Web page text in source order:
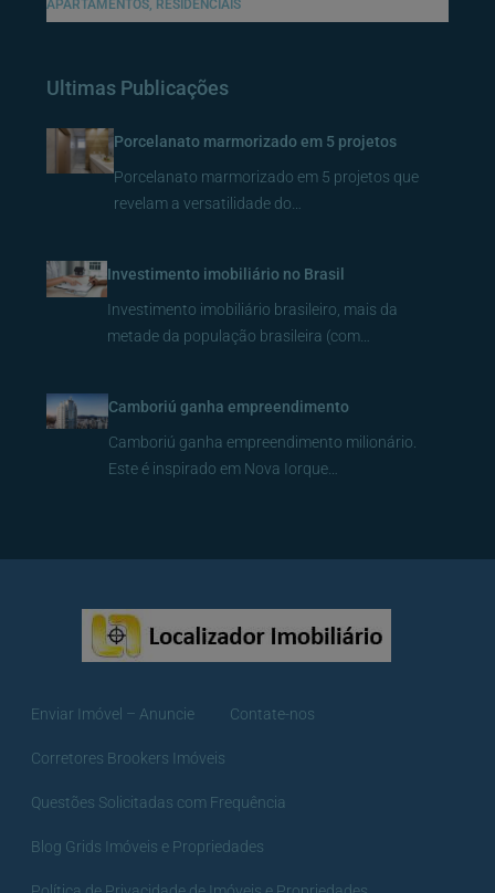
APARTAMENTOS, RESIDENCIAIS
Ultimas Publicações
Porcelanato marmorizado em 5 projetos
Porcelanato marmorizado em 5 projetos que
revelam a versatilidade do…
Investimento imobiliário no Brasil
Investimento imobiliário brasileiro, mais da
metade da população brasileira (com…
Camboriú ganha empreendimento
Camboriú ganha empreendimento milionário.
Este é inspirado em Nova Iorque…
Enviar Imóvel – Anuncie Contate-nos
Corretores Brookers Imóveis
Questões Solicitadas com Frequência
Blog Grids Imóveis e Propriedades